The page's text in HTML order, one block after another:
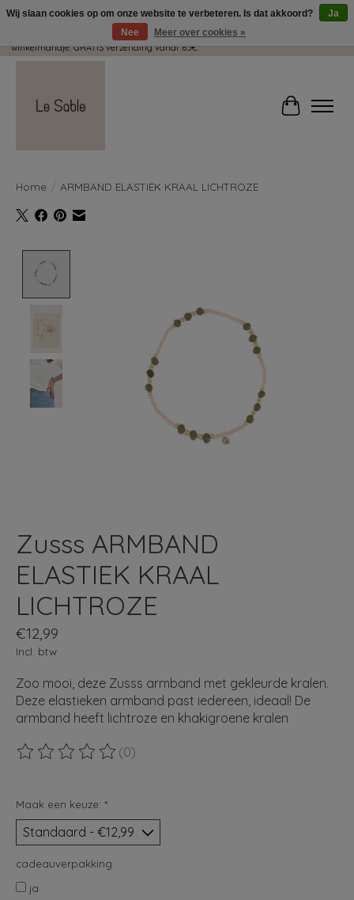
Wij pakken met plezier jouw kadootjes GRATIS in! Duid dit zeker aan in je
winkelmandje. GRATIS verzending vanaf 65€.
Home ARMBAND ELASTIEK KRAAL LICHTROZE
Zusss ARMBAND
ELASTIEK KRAAL
LICHTROZE
€12,99
Incl. btw
Zoo mooi, deze Zusss armband met gekleurde kralen.
Deze elastieken armband past iedereen, ideaal! De
armband heeft lichtroze en khakigroene kralen
De beoordeling van dit product is
(0)
Maak een keuze: *
cadeauverpakking:
ja
Wij slaan cookies op om onze website te verbeteren. Is dat akkoord?
Ja
Nee
Meer over cookies »